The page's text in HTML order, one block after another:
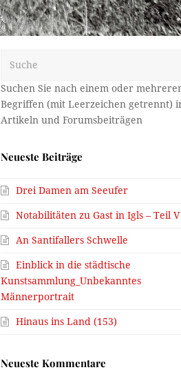
Neueste Beiträge
Drei Damen am Seeufer
Notabilitäten zu Gast in Igls – Teil V
An Santifallers Schwelle
Einblick in die städtische
Kunstsammlung_Unbekanntes
Männerportrait
Hinaus ins Land (153)
Neueste Kommentare